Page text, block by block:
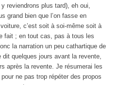
reviendrons plus tard), eh oui,
grand bien que l’on fasse en
c’est soit à soi-même soit à
fait ; en tout cas, pas à tous les
la narration un peu cathartique de
dit quelques jours avant la revente,
après la revente. Je résumerai les
ne pas trop répéter des propos